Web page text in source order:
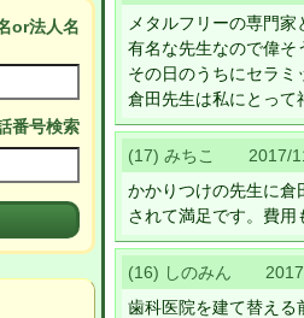
or法人名
番号検索
メタルフリーの専門家
有名な先生なので偉そ
その日のうちにセラミ
倉田先生は私にとって
(17) みちこ 2017/
かかりつけの先生に倉
されて満足です。費用
(16) しのみん
歯科医院を建て替える